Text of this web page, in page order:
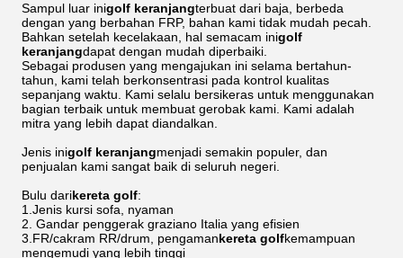
Sampul luar inigolf keranjangterbuat dari baja, berbeda
dengan yang berbahan FRP, bahan kami tidak mudah pecah.
Bahkan setelah kecelakaan, hal semacam inigolf
keranjangdapat dengan mudah diperbaiki.
Sebagai produsen yang mengajukan ini selama bertahun-
tahun, kami telah berkonsentrasi pada kontrol kualitas
sepanjang waktu. Kami selalu bersikeras untuk menggunakan
bagian terbaik untuk membuat gerobak kami. Kami adalah
mitra yang lebih dapat diandalkan.
Jenis inigolf keranjangmenjadi semakin populer, dan
penjualan kami sangat baik di seluruh negeri.
Bulu darikereta golf:
1.Jenis kursi sofa, nyaman
2. Gandar penggerak graziano Italia yang efisien
3.FR/cakram RR/drum, pengamankereta golfkemampuan
mengemudi yang lebih tinggi